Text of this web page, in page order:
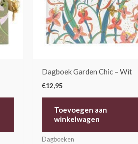
Dagboek Garden Chic – Wit
€12,95
Toevoegen aan
winkelwagen
Dagboeken